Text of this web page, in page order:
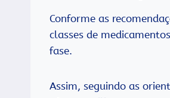
Conforme as
classes de
fase.
Assim, seguindo as